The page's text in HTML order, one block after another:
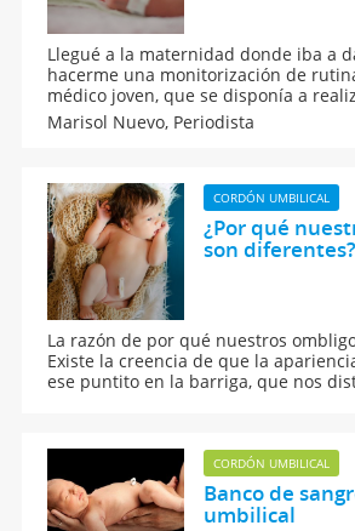
Llegué a la maternidad donde iba a
hacerme una monitorización de
médico joven, que se disponía a
rutinaria a una mujer embarazada.
cordón alrededor del cuello y
Marisol Nuevo, Periodista
CORDÓN UMBILICAL
¿Por qué
son diferentes?
La razón de por qué nuestros
Existe la creencia de que la
ese puntito en la barriga, que nos
'tripa' que nos une a nuestras madres
momento del nacimiento.
CORDÓN UMBILICAL
Banco de
umbilical